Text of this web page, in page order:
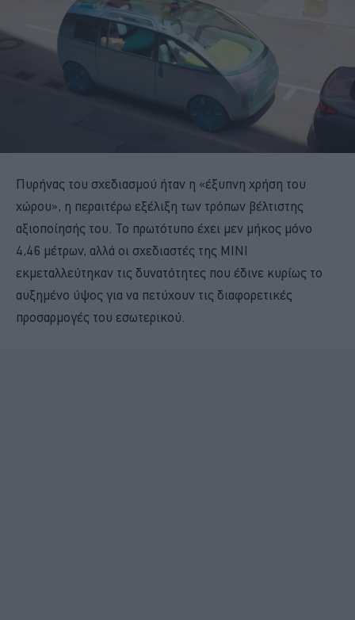
Πυρήνας του σχεδιασμού ήταν η «έξυπνη χρήση του
χώρου», η περαιτέρω εξέλιξη των τρόπων βέλτιστης
αξιοποίησής του. Το πρωτότυπο έχει μεν μήκος μόνο
4,46 μέτρων, αλλά οι σχεδιαστές της ΜΙΝΙ
εκμεταλλεύτηκαν τις δυνατότητες που έδινε κυρίως το
αυξημένο ύψος για να πετύχουν τις διαφορετικές
προσαρμογές του εσωτερικού.